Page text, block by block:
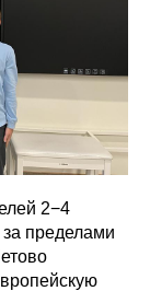
2−4
пределами